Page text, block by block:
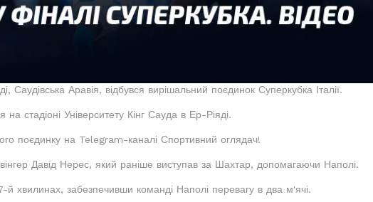
Саудівська Аравія, відбувся вирішальний поєдинок Суперкубка Італії.
на стадіоні Університету Кінг Сауда в Ер-Ріяді.
поєдинку на Telegram-каналі Спортивний оглядач!
Давід Нерес, який раніше виступав за Шахтар, допомагаючи Наполі.
й хвилинах, забезпечивши команді Наполі перевагу в два м'ячі.